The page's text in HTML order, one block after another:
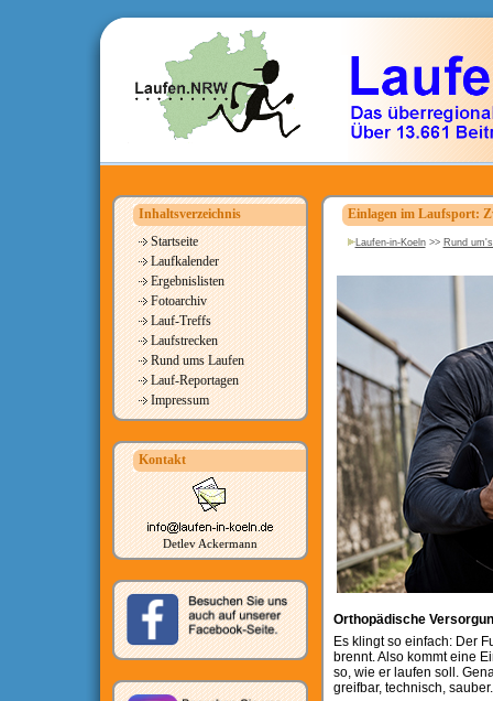
Inhaltsverzeichnis
Startseite
Laufkalender
Ergebnislisten
Fotoarchiv
Lauf-Treffs
Laufstrecken
Rund ums Laufen
Lauf-Reportagen
Impressum
Kontakt
Detlev Ackermann
Einlagen im Laufsport:
Laufen-in-Koeln>> Rund
Orthopädische
Es klingt so einfach: Der
brennt. Also kommt eine
so, wie er laufen soll.
greifbar, technisch,